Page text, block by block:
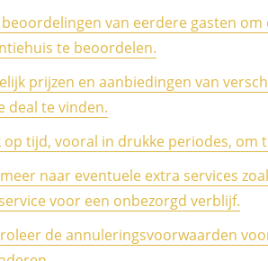
beoordelingen van eerdere gasten
te beoordelen.
prijzen en aanbiedingen van
deal te vinden.
op tijd, vooral in drukke periodes, om
naar eventuele extra services
voor een onbezorgd verblijf.
de annuleringsvoorwaarden